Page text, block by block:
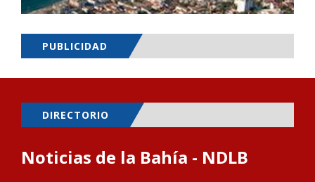
PUBLICIDAD
DIRECTORIO
Noticias de la Bahía - NDLB